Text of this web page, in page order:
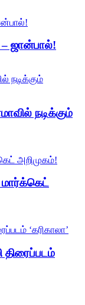
ஜான்பால்!
நடிக்கும்
மார்க்கெட்